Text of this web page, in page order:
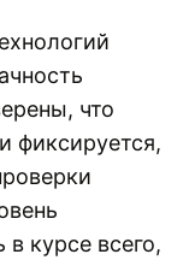
что
фиксируется,
курсе всего,